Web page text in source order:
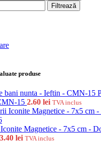
Filtrează
produse
15 2.60 lei TVA inclus
Magnetice - 7x5 cm -
3.40 lei TVA inclus